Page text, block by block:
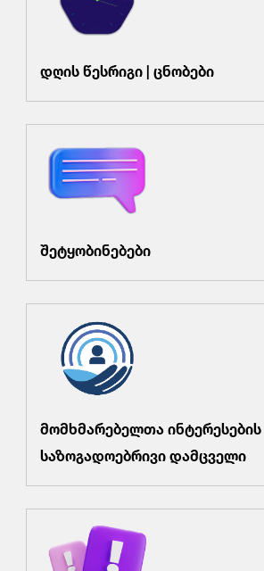
დღის წესრიგი | ცნობები
შეტყობინებები
მომხმარებელთა ინტერესების
საზოგადოებრივი დამცველი